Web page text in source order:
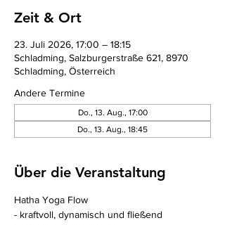
Zeit & Ort
23. Juli 2026, 17:00 – 18:15
Schladming, Salzburgerstraße 621, 8970
Schladming, Österreich
Andere Termine
Do., 13. Aug., 17:00
Do., 13. Aug., 18:45
Über die Veranstaltung
Hatha Yoga Flow
- kraftvoll, dynamisch und fließend